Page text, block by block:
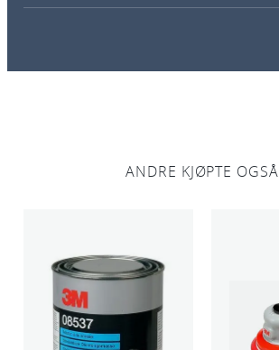
t
ANDRE KJØPTE OGSÅ